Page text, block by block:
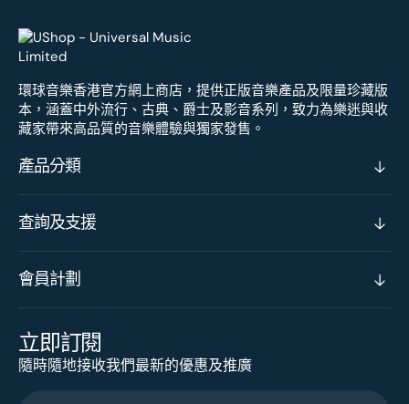
環球音樂香港官方網上商店，提供正版音樂產品及限量珍藏版
本，涵蓋中外流行、古典、爵士及影音系列，致力為樂迷與收
藏家帶來高品質的音樂體驗與獨家發售。
產品分類
查詢及支援
會員計劃
立即訂閱
隨時隨地接收我們最新的優惠及推廣